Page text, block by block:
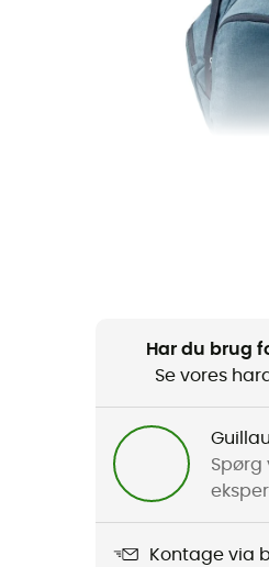
Har du brug
Se vores
Spørg
Kontage via